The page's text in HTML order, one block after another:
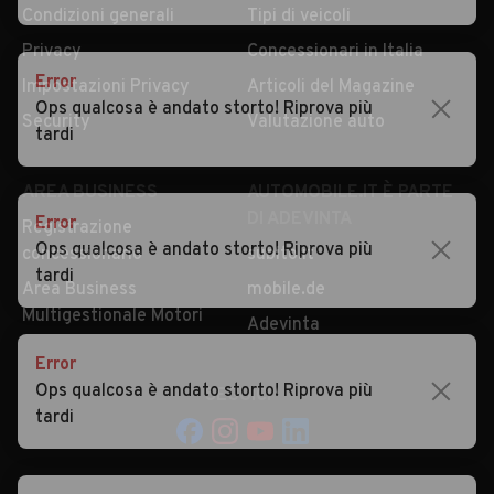
Condizioni generali
Privacy
Impostazioni Privacy
Security
Tipi di veicoli
Concessionari in Italia
Articoli del Magazine
Valutazione auto
AREA BUSINESS
Registrazione
concessionario
Area Business
Multigestionale Motori
AUTOMOBILE.IT È PARTE
subito.it
mobile.de
Adevinta
SEGUICI
Error
Ops qualcosa è andato storto! Riprova più
tardi
Error
Ops qualcosa è andato storto! Riprova più
tardi
Error
Ops qualcosa è andato storto! Riprova più
tardi